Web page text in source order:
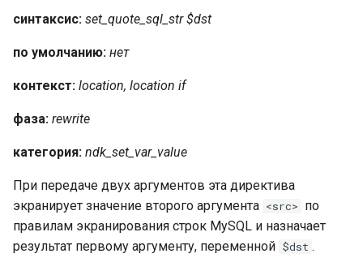
t1k
tags
tarantool
template
синтаксис: set_quote_sql_str $dst
по умолчанию: нет
контекст: location, location if
фаза: rewrite
категория: ndk_set_var_value
При передаче двух аргументов эта директива
экранирует значение второго аргумента <src> по
правилам экранирования строк MySQL и назначает
результат первому аргументу, переменной $dst .